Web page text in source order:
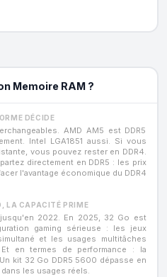
Memoire RAM ?
DÉCIDE
AMD AM5 est DDR5
Intel LGA1851 aussi. Si vous
vous pouvez rester en DDR4.
directement en DDR5 : les prix
l'avantage économique du DDR4
LA CAPACITÉ PRIME
2022. En 2025, 32 Go est
gaming sérieuse : les jeux
et les usages multitâches
en termes de performance : la
kit 32 Go DDR5 5600 dépasse en
les usages réels.